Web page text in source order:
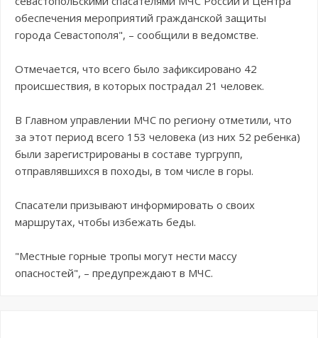
обеспечения мероприятий гражданской защиты
города Севастополя", – сообщили в ведомстве.
Отмечается, что всего было зафиксировано 42
происшествия, в которых пострадал 21 человек.
В Главном управлении МЧС по региону отметили, что
за этот период всего 153 человека (из них 52 ребенка)
были зарегистрированы в составе тургрупп,
отправлявшихся в походы, в том числе в горы.
Спасатели призывают информировать о своих
маршрутах, чтобы избежать беды.
"Местные горные тропы могут нести массу
опасностей", – предупреждают в МЧС.